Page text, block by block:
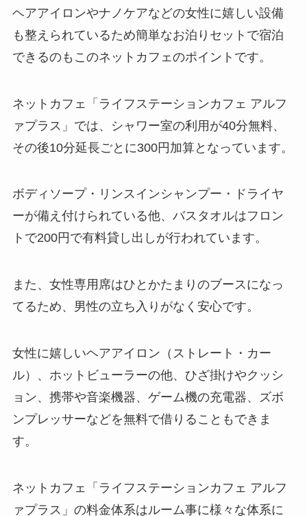
ヘアアイロンやナノケアなどの女性に嬉しい設備
も整えられているため簡単なお泊りセットで宿泊
できるのもこのネットカフェのポイントです。
ネットカフェ「ライフステーションカフェ アルフ
ァプラス」では、シャワー室の利用が40分無料、
その後10分延長ごとに300円加算となっています。
ボディソープ・リンスインシャンプー・ドライヤ
ーが備え付けられている他、バスタオルはフロン
トで200円で有料貸し出しが行われています。
また、女性専用席はひとかたまりのブースになっ
てるため、男性の立ち入りがなく安心です。
女性に嬉しいヘアアイロン（ストレート・カー
ル）、ホットビューラーの他、ひざ掛けやクッシ
ョン、携帯や音楽機器、ゲーム機の充電器、ズボ
ンプレッサーなどを無料で借りることもできま
す。
ネットカフェ「ライフステーションカフェ アルフ
ァプラス」の料金体系はルーム事に様々な体系に